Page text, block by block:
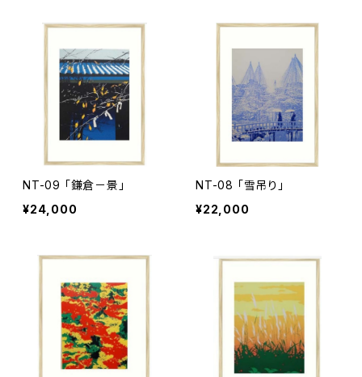
NT-09 「鎌倉－景」
¥24,000
NT-08 「雪吊り」
¥22,000